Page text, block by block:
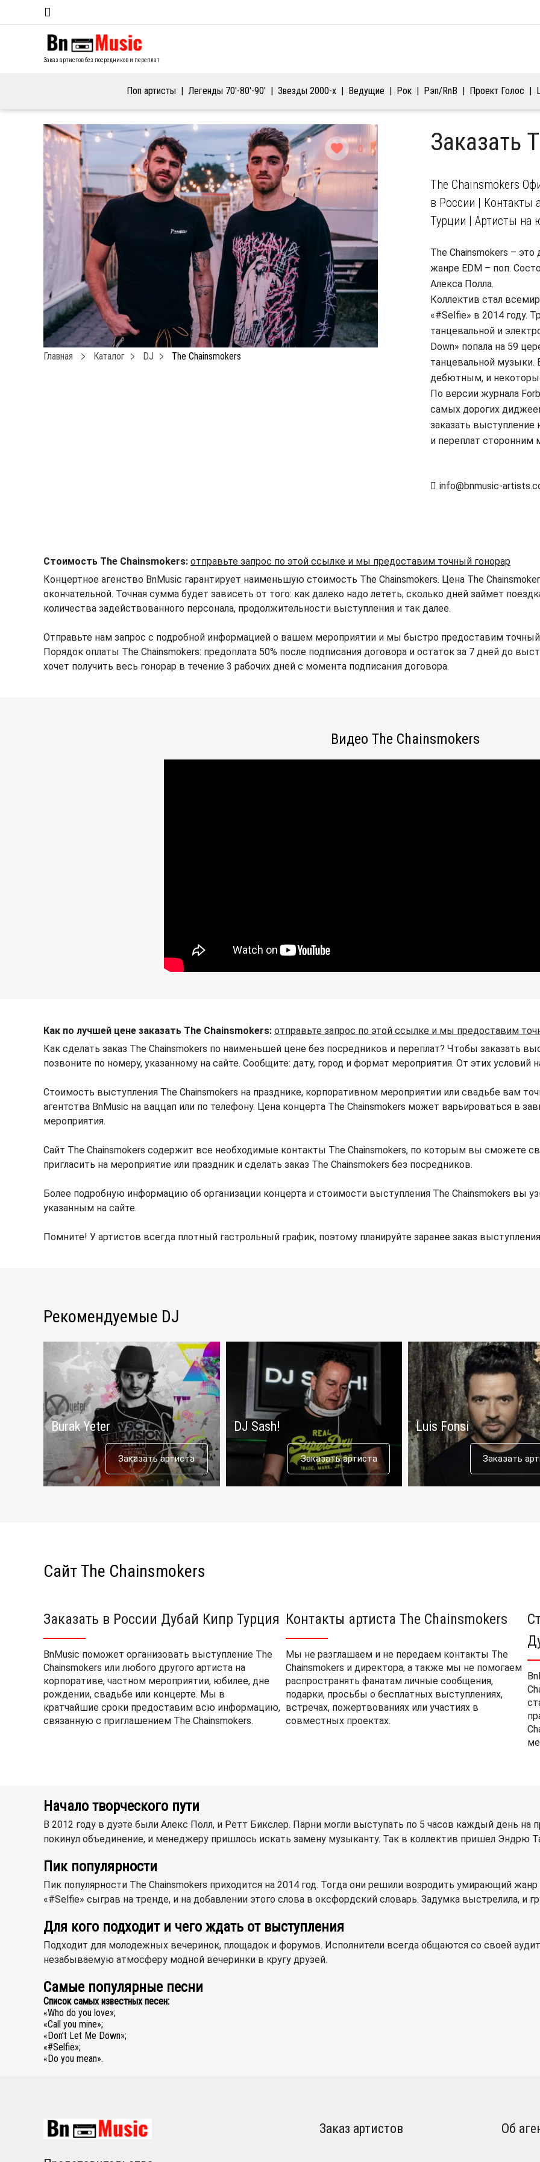
Заказ артистов без посредников и переплат
Поп артисты Легенды 70′-80′-90′ Звезды 2000-х Ведущие Рок Рэп/RnB Проект Голос
0
Главная Каталог DJ The Chainsmokers
Заказать
The Chainsmokers
в России | Контакты
Турции | Артисты на
The Chainsmokers –
жанре EDM – поп.
Алекса Полла.
Коллектив стал
«#Selfie» в 2014 году.
танцевальной и
Down» попала на 59
танцевальной музыки.
дебютным, и
По версии журнала
самых дорогих
заказать выступление
и переплат сторонним
info@bnmusic-
Стоимость The Chainsmokers: отправьте запрос по этой ссылке и мы предоставим точный гонорар
Концертное агенство BnMusic гарантирует наименьшую стоимость The Chainsmokers. Цена The
окончательной. Точная сумма будет зависеть от того: как далеко надо лететь, сколько дней займет
количества задействованного персонала, продолжительности выступления и так далее.
Отправьте нам запрос с подробной информацией о вашем мероприятии и мы быстро предоставим точный
Порядок оплаты The Chainsmokers: предоплата 50% после подписания договора и остаток за 7 дней до
хочет получить весь гонорар в течение 3 рабочих дней с момента подписания договора.
Видео The Chainsmokers
Как по лучшей цене заказать The Chainsmokers: отправьте запрос по этой ссылке и мы предоставим
Как сделать заказ The Chainsmokers по наименьшей цене без посредников и переплат? Чтобы заказать
позвоните по номеру, указанному на сайте. Сообщите: дату, город и формат мероприятия. От этих условий
Стоимость выступления The Chainsmokers на празднике, корпоративном мероприятии или свадьбе вам
агентства BnMusic на ваццап или по телефону. Цена концерта The Chainsmokers может варьироваться в
мероприятия.
Сайт The Chainsmokers содержит все необходимые контакты The Chainsmokers, по которым вы сможете
пригласить на мероприятие или праздник и сделать заказ The Chainsmokers без посредников.
Более подробную информацию об организации концерта и стоимости выступления The Chainsmokers вы
указанным на сайте.
Помните! У артистов всегда плотный гастрольный график, поэтому планируйте заранее заказ
Рекомендуемые DJ
Burak Yeter
Заказать артиста
DJ Sash!
Заказать артиста
Luis Fonsi
Заказать
Сайт The Chainsmokers
Заказать в России Дубай Кипр Турция
BnMusic поможет организовать выступление The
Chainsmokers или любого другого артиста на
корпоративе, частном мероприятии, юбилее, дне
рождении, свадьбе или концерте. Мы в
кратчайшие сроки предоставим всю информацию,
связанную с приглашением The Chainsmokers.
Контакты артиста The Chainsmokers
Мы не разглашаем и не передаем контакты The
Chainsmokers и директора, а также мы не помогаем
распространять фанатам личные сообщения,
подарки, просьбы о бесплатных выступлениях,
встречах, пожертвованиях или участиях в
совместных проектах.
Начало творческого пути
В 2012 году в дуэте были Алекс Полл, и Ретт Бикслер. Парни могли выступать по 5 часов каждый день на
покинул объединение, и менеджеру пришлось искать замену музыканту. Так в коллектив пришел Эндрю
Пик популярности
Пик популярности The Chainsmokers приходится на 2014 год. Тогда они решили возродить умирающий
«#Selfie» сыграв на тренде, и на добавлении этого слова в оксфордский словарь. Задумка выстрелила, и
Для кого подходит и чего ждать от выступления
Подходит для молодежных вечеринок, площадок и форумов. Исполнители всегда общаются со своей
незабываемую атмосферу модной вечеринки в кругу друзей.
Самые популярные песни
Список самых известных песен:
«Who do you love»;
«Call you mine»;
«Don’t Let Me Down»;
«#Selfie»;
«Do you mean».
Заказ артистов Об